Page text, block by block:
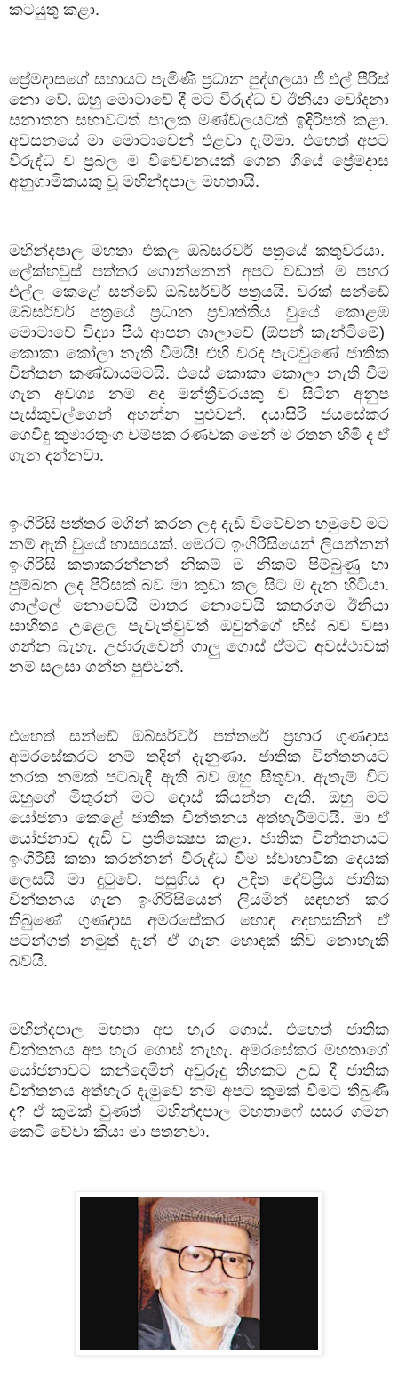
කටයුතු කළා.
ප්‍රේමදාසගේ සහායට පැමිණි ප්‍රධාන පුද්ගලයා ජී එල් පීරිස්
නො වේ. ඔහු මොටාවේ දී මට විරුද්ධ ව ඊනියා චෝදනා
සනාතන සභාවටත් පාලක මණ්ඩලයටත් ඉදිරිපත් කළා.
අවසනයේ මා මොටාවෙන් එළවා දැම්මා. එහෙත් අපට
විරුද්ධ ව ප්‍රබල ම විවේචනයක් ගෙන ගියේ ප්‍රේමදාස
අනුගාමිකයකු වූ මහින්දපාල මහතායි.
මහින්දපාල මහතා එකල ඔබ්සරවර් පත්‍රයේ කතුවරයා.
ලේක්හවුස් පත්තර ගොන්නෙන් අපට වඩාත් ම පහර
එල්ල කෙළේ සන්ඩේ ඔබ්සර්වර් පත්‍රයයි.වරක් සන්ඩේ
ඔබ්සර්වර්
පත්‍රයේ ප්‍රධාන ප්‍රවෘත්තිය වුයේ
කොළඹ
මොටාවේ විද්‍යා පීඨ ආපන ශාලාවේ (ඕපන් කැන්ටිමේ)
කොකා කෝලා නැති වීමයි! එහි වරද පැටවුණේ ජාතික
චින්තන කණ්ඩායමටයි. එසේ කොකා කොලා නැති වීම
ගැන
අවශ්‍ය නම් අද මන්ත්‍රීවරයකු ව සිටින
අනුප
පැස්කුවල්ගෙන්
අහන්න පුළුවන්. දයාසිරි
ජයසේකර
ගෙවිඳු කුමාරතුංග චම්පක රණවක මෙන් ම රතන හිමි ද ඒ
ගැන දන්නවා.
ඉංගිරිසි පත්තර මගින් කරන ලද දැඩි විවේචන හමුවේ මට
නම් ඇති වුයේ හාස්‍යයක්.මෙරට ඉංගිරිසියෙන් ලියන්නන්
ඉංගිරිසි
කතාකරන්නන් නිකම් ම නිකම් පිම්බුණු
හා
පුම්බන ලද පිරිසක් බව මා කුඩා කල සිට ම දැන හිටියා.
ගාල්ලේ
නොවෙයි මාතර නොවෙයි කතරගම
ඊනියා
සාහිත්‍ය
උළෙල පැවැත්වුවත් ඔවුන්ගේ හිස් බව
වසා
ගන්න බැහැ. උජාරුවෙන් ගාලු ගොස් ඒමට අවස්ථාවක්
නම් සලසා ගන්න පුළුවන්.
එහෙත් සන්ඩේ ඔබ්සර්වර් පත්තරේ ප්‍රහාර
ගුණදාස
අමරසේකරට
නම් තදින් දැනුණා. ජාතික
චින්තනයට
නරක නමක් පටබැඳී ඇති බව ඔහු සිතුවා.ඇතැම් විට
ඔහුගේ
මිතුරන් මට දොස් කියන්න ඇති.ඔහු
මට
යෝජනා කෙළේ ජාතික චින්තනය අත්හැරීමටයි. මා ඒ
යෝජනාව දැඩි ව ප්‍රතික්‍ෂෙප කළා. ජාතික චින්තනයට
ඉංගිරිසි කතා කරන්නන් විරුද්ධ වීම ස්වාභාවික දෙයක්
ලෙසයි
මා දුටුවේ. පසුගිය දා උදිත දේවප්‍රිය
ජාතික
චින්තනය
ගැන ඉංගිරිසියෙන් ලියමින් සඳහන්
කර
තිබුණේ
ගුණදාස අමරසේකර හොඳ අදහසකින්
ඒ
පටන්ගත් නමුත් දැන් ඒ ගැන හොඳක් කිව නොහැකි
බවයි.
මහින්දපාල මහතා අප හැර ගොස්.එහෙත්
ජාතික
චින්තනය අප හැර ගොස් නැහැ. අමරසේකර මහතාගේ
යෝජනාවට කන්දෙමින් අවුරූදු තිහකට උඩ දී ජාතික
චින්තනය අත්හැර දැමුවේ නම් අපට කුමක් වීමට තිබුණි
ද? ඒ කුමක් වුණත් මහින්දපාල මහතාෆේ සසර ගමන
කෙටි වේවා කියා මා පතනවා.